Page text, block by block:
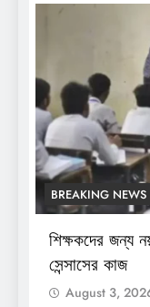
BREAKING NEWS
শিক্ষকদের জন্য
সেন্সাসের কাজ
August 3,